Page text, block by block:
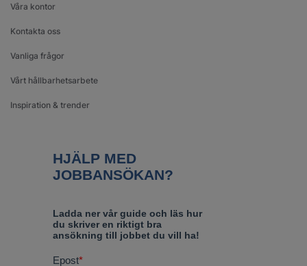
Våra kontor
Kontakta oss
Vanliga frågor
Vårt hållbarhetsarbete
Inspiration & trender